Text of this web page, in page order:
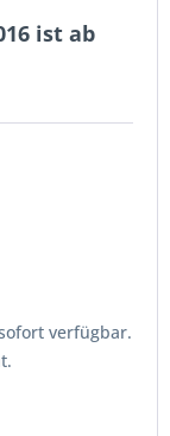
ist ab
verfügbar.